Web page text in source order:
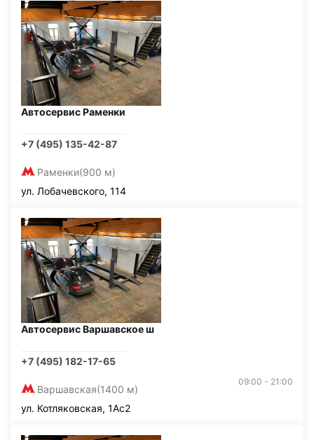
Автосервис Раменки
+7 (495) 135-42-87
Раменки(900 м)
ул. Лобачевского, 114
Автосервис Варшавское ш
+7 (495) 182-17-65
Варшавская(1400 м)
09:00 - 21:00
ул. Котляковская, 1Ас2